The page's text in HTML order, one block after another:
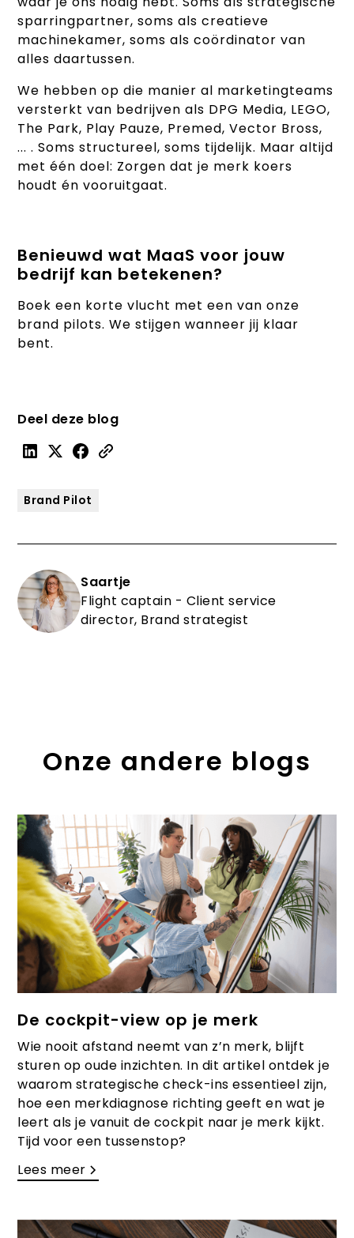
sparringpartner, soms als creatieve
machinekamer, soms als coördinator van
alles daartussen.
We hebben op die manier al marketingteams
versterkt van bedrijven als DPG Media, LEGO,
The Park, Play Pauze, Premed, Vector Bross,
... . Soms structureel, soms tijdelijk. Maar altijd
met één doel: Zorgen dat je merk koers
houdt én vooruitgaat.
Benieuwd wat MaaS voor jouw
bedrijf kan betekenen?
Boek een korte vlucht met een van onze
brand pilots. We stijgen wanneer jij klaar
bent.
Deel deze blog
Brand Pilot
Saartje
Flight captain - Client service
director, Brand strategist
Onze andere blogs
De cockpit-view op je merk
Wie nooit afstand neemt van z’n merk, blijft
sturen op oude inzichten. In dit artikel ontdek je
waarom strategische check-ins essentieel zijn,
hoe een merkdiagnose richting geeft en wat je
leert als je vanuit de cockpit naar je merk kijkt.
Tijd voor een tussenstop?
Lees meer